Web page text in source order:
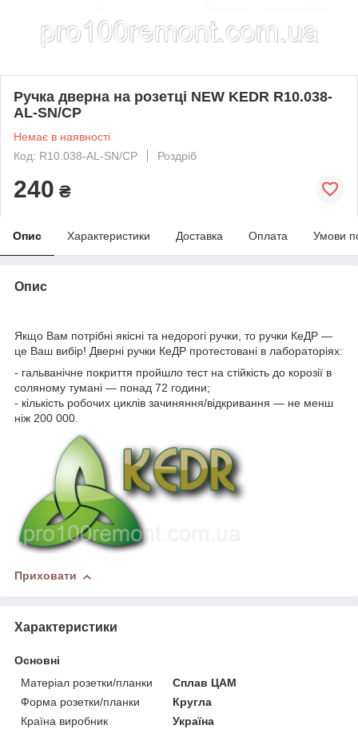
Ручка дверна на розетці NEW KEDR R10.038-
AL-SN/CP
Немає в наявності
Код: R10.038-AL-SN/CP
Роздріб
240 ₴
Опис Характеристики Доставка Оплата Умови
Опис
Якщо Вам потрібні якісні та недорогі ручки, то ручки КеДР —
це Ваш вибір! Дверні ручки КеДР протестовані в лабораторіях:
- гальванічне покриття пройшло тест на стійкість до корозії в
соляному тумані — понад 72 години;
- кількість робочих циклів зачиняння/відкривання — не менш
ніж 200 000.
Приховати
Характеристики
Основні
Матеріал розетки/планки
Сплав ЦАМ
Форма розетки/планки
Кругла
Країна виробник
Україна